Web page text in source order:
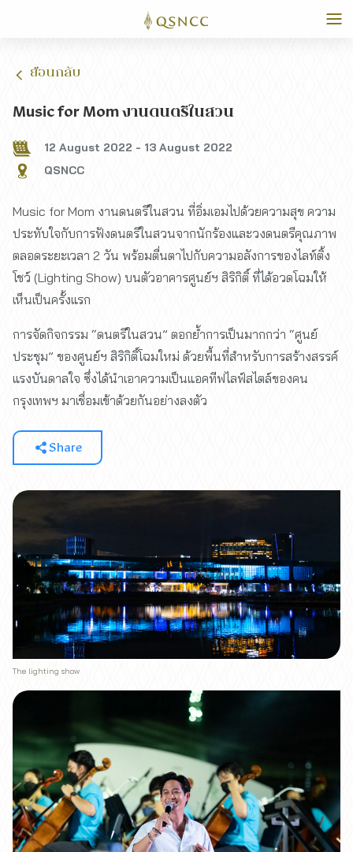
ย้อนกลับ
Music for Mom งานดนตรีในสวน
12 August 2022 - 13 August 2022
QSNCC
Music for Mom งานดนตรีในสวน ที่อิ่มเอมไปด้วยความสุข ความ
ประทับใจกับการฟังดนตรีในสวนจากนักร้องและวงดนตรีคุณภาพ
ตลอดระยะเวลา 2 วัน พร้อมตื่นตาไปกับความอลังการของไลท์ติ้ง
โชว์ (Lighting Show) บนตัวอาคารศูนย์ฯ สิริกิติ์ ที่ได้อวดโฉมให้
เห็นเป็นครั้งแรก
การจัดกิจกรรม “ดนตรีในสวน” ตอกย้ำการเป็นมากกว่า “ศูนย์
ประชุม” ของศูนย์ฯ สิริกิติ์โฉมใหม่ ด้วยพื้นที่สำหรับการสร้างสรรค์
แรงบันดาลใจ ซึ่งได้นำเอาความเป็นแอคทีฟไลฟ์สไตล์ของคน
กรุงเทพฯ มาเชื่อมเข้าด้วยกันอย่างลงตัว
Share
The lighting show